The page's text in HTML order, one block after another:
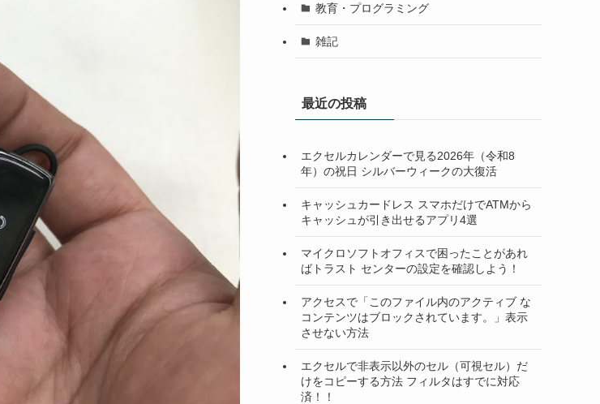
教育・プログラミング
雑記
最近の投稿
エクセルカレンダーで見る2026年（令和8
年）の祝日 シルバーウィークの大復活
キャッシュカードレス スマホだけでATMから
キャッシュが引き出せるアプリ4選
マイクロソフトオフィスで困ったことがあれ
ばトラスト センターの設定を確認しよう！
アクセスで「このファイル内のアクティブ な
コンテンツはブロックされています。」表示
させない方法
エクセルで非表示以外のセル（可視セル）だ
けをコピーする方法 フィルタはすでに対応
済！！